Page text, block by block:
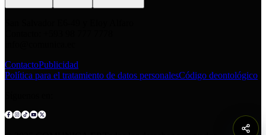
ContactoPublicidad
Política para el tratamiento de datos personalesCódigo deontológico